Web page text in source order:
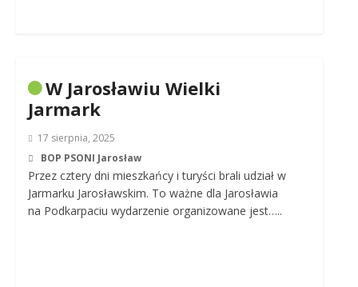
W Jarosławiu Wielki
Jarmark
17 sierpnia, 2025
BOP PSONI Jarosław
Przez cztery dni mieszkańcy i turyści brali udział w
Jarmarku Jarosławskim. To ważne dla Jarosławia
na Podkarpaciu wydarzenie organizowane jest…..